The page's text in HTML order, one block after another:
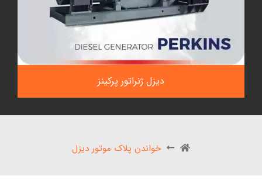
دیزل ژنراتور پرکینز
خواندن پلاک موتور دیزل